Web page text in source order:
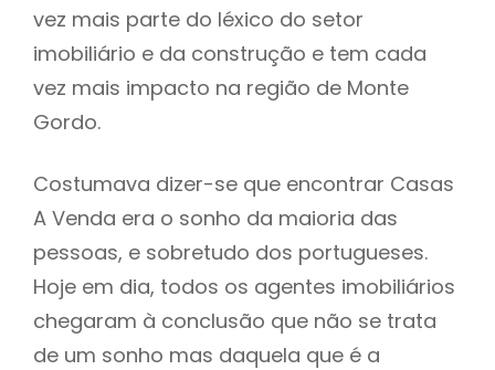
vez mais parte do léxico do setor
imobiliário e da construção e tem cada
vez mais impacto na região de Monte
Gordo.
Costumava dizer-se que encontrar Casas
A Venda era o sonho da maioria das
pessoas, e sobretudo dos portugueses.
Hoje em dia, todos os agentes imobiliários
chegaram à conclusão que não se trata
de um sonho mas daquela que é a